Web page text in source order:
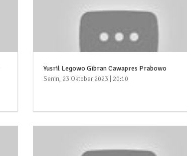
Yusril Legowo Gibran Cawapres Prabowo
Senin, 23 Oktober 2023 | 20:10